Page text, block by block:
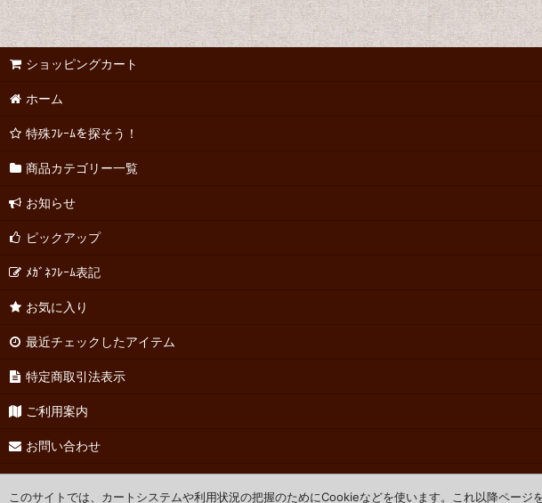
ショッピングカート
ホーム
特殊ﾌﾚｰﾑを探そう！
商品カテゴリー一覧
お知らせ
ピックアップ
ﾒｶﾞﾈﾌﾚｰﾑ表記
お気に入り
最近チェックしたアイテム
特定商取引法表示
ご利用案内
お問い合わせ
このサイトでは、カートシステムや利用状況の把握のためにCookieなどを使います。これ以降ペー